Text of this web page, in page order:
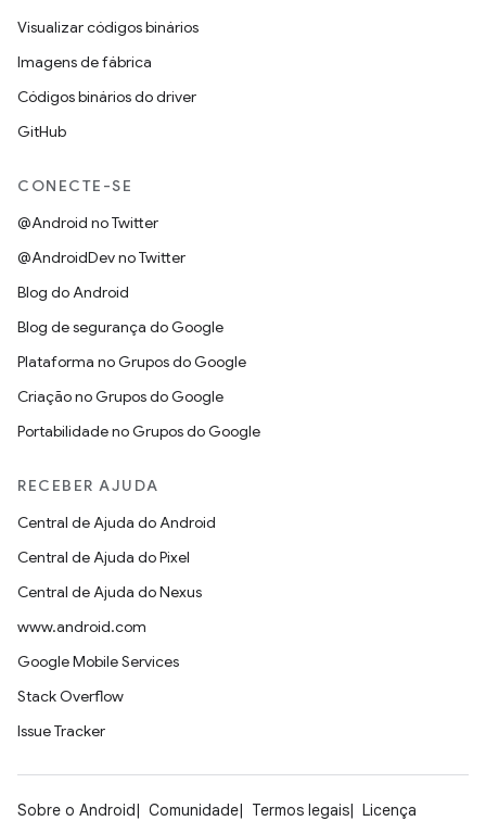
Visualizar códigos binários
Imagens de fábrica
Códigos binários do driver
GitHub
CONECTE-SE
@Android no Twitter
@AndroidDev no Twitter
Blog do Android
Blog de segurança do Google
Plataforma no Grupos do Google
Criação no Grupos do Google
Portabilidade no Grupos do Google
RECEBER AJUDA
Central de Ajuda do Android
Central de Ajuda do Pixel
Central de Ajuda do Nexus
www.android.com
Google Mobile Services
Stack Overflow
Issue Tracker
Sobre o Android Comunidade Termos legais
Licença